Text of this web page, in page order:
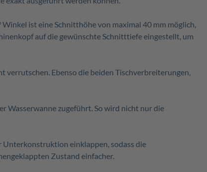
ist eine Schnitthöhe von maximal 40 mm möglich,
auf die gewünschte Schnitttiefe eingestellt, um
verrutschen. Ebenso die beiden Tischverbreiterungen,
Wasserwanne zugeführt. So wird nicht nur die
Unterkonstruktion einklappen, sodass die
Zustand einfacher.